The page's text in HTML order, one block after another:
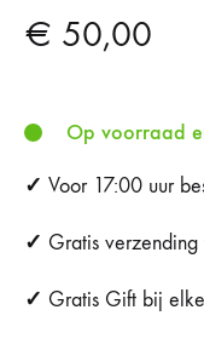
€ 50,00
Op voorraad
✓ Voor 17:00 uur
✓ Gratis
✓ Gratis Gift bij